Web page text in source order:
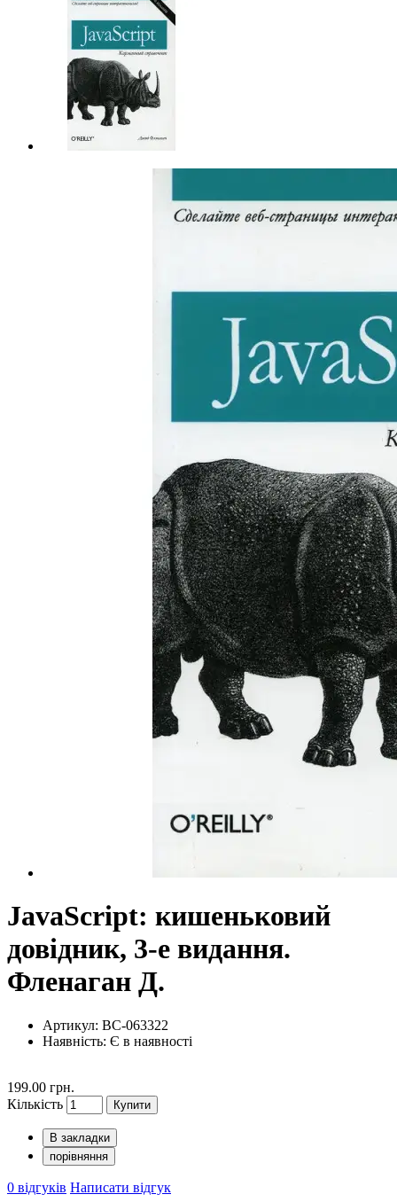
JavaScript: кишеньковий
довідник, 3-е видання.
Фленаган Д.
Артикул: BC-063322
Наявність: Є в наявності
199.00 грн.
Кількість
Купити
В закладки
порівняння
0 відгуків Написати відгук